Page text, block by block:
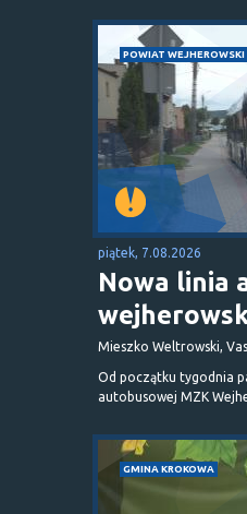
POWIAT WEJHEROWSKI
piątek, 7.08.2026
Nowa linia
Mieszko Weltrowski,
Od początku tygodnia
autobusowej MZK
GMINA KROKOWA